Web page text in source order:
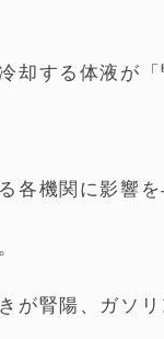
却する体液が「
各機関に影響
が腎陽、ガソリ